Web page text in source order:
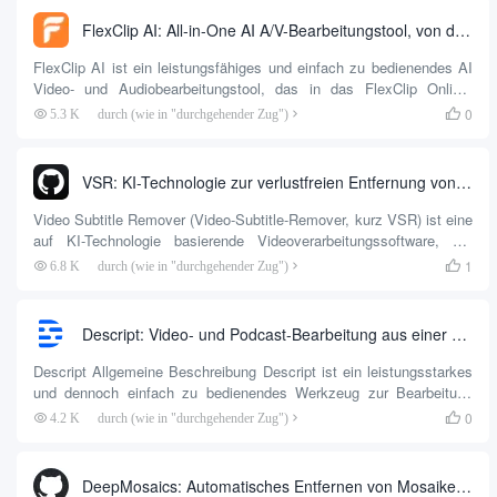
FlexClip AI: All-in-One AI A/V-Bearbeitungstool, von der Videobearbeitung bis zur Bildverbesserung und Audiobearbeitung.
FlexClip AI ist ein leistungsfähiges und einfach zu bedienendes AI
Video- und Audiobearbeitungstool, das in das FlexClip Online-
Videobearbeitungstool integriert ist, um als kreatives Werkzeug zu
FlexClip Online-Videobearbeitungstool als kreatives
Generierungswerkzeug integriert ist. Es enthält drei
Hauptfunktionsmodule, darunter...
5.3 K durch (wie in "durchgehender Zug")  0
VSR: KI-Technologie zur verlustfreien Entfernung von Video-Wasserzeichen und Software zur Erstellung von Untertiteln (Client zur Entfernung von Video-Wasserzeichen 7G+)
Video Subtitle Remover (Video-Subtitle-Remover, kurz VSR) ist eine
auf KI-Technologie basierende Videoverarbeitungssoftware, die
speziell für die Entfernung von harten Untertiteln und
PROPAINTER), um intelligent und zerstörungsfrei...
6.8 K durch (wie in "durchgehender Zug")  1
Descript: Video- und Podcast-Bearbeitung aus einer Hand, so einfach wie die Bearbeitung eines Dokuments
Descript Allgemeine Beschreibung Descript ist ein leistungsstarkes
und dennoch einfach zu bedienendes Werkzeug zur Bearbeitung
von Videos und Podcasts. Es verfügt über eine branchenführende
Technologie in Text zu transkribieren und Videos durch Bearbeitung
4.2 K durch (wie in "durchgehender Zug")  0
DeepMosaics: Automatisches Entfernen von Mosaiken aus oder Hinzufügen von Mosaiken zu Bildern und Videos